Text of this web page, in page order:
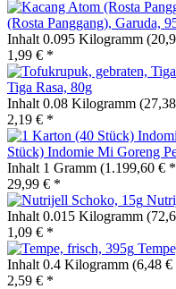
(Rosta Panggang), Garuda,
Inhalt 0.095 Kilogramm
1,99 € *
Tiga Rasa, 80g
Inhalt 0.08 Kilogramm
2,19 € *
Stück) Indomie Mi Goreng
Inhalt 1 Gramm (1.199,60 €
29,99 € *
Inhalt 0.015 Kilogramm
1,09 € *
Inhalt 0.4 Kilogramm (6,48
2,59 € *